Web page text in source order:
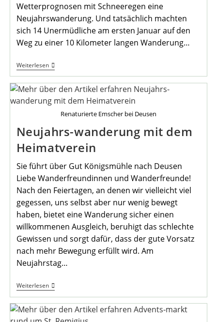
Wetterprognosen mit Schneeregen eine
Neujahrswanderung. Und tatsächlich machten
sich 14 Unermüdliche am ersten Januar auf den
Weg zu einer 10 Kilometer langen Wanderung…
WeiterlesenErfolgreiche
1.
Des
Jahres
Renaturierte Emscher bei Deusen
Neujahrs-wanderung mit dem
Heimatverein
Sie führt über Gut Königsmühle nach Deusen
Liebe Wanderfreundinnen und Wanderfreunde!
Nach den Feiertagen, an denen wir vielleicht viel
gegessen, uns selbst aber nur wenig bewegt
haben, bietet eine Wanderung sicher einen
willkommenen Ausgleich, beruhigt das schlechte
Gewissen und sorgt dafür, dass der gute Vorsatz
nach mehr Bewegung erfüllt wird. Am
Neujahrstag…
WeiterlesenNeujahrs-
Wanderung
Mit
Dem
Heimatverein